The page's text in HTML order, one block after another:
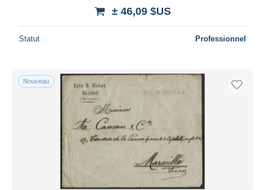
± 46,09 $US
Statut Professionnel
Nouveau